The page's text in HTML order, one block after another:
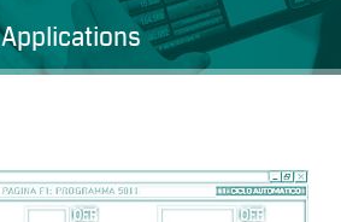
Applications